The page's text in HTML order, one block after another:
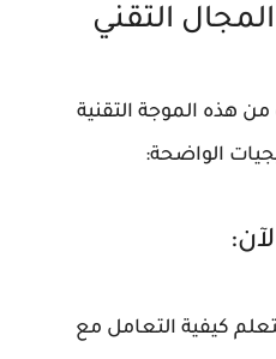
التقني
هذه الموجة التقنية
الواضحة:
كيفية التعامل مع